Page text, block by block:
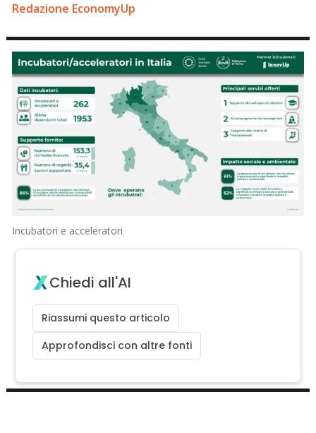
Redazione EconomyUp
Incubatori e acceleratori
Chiedi all'AI
Riassumi questo articolo
Approfondisci con altre fonti